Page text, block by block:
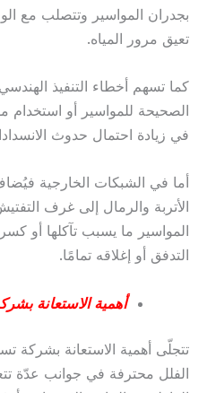
بجدران المواسير وتتصلب مع
تعيق مرور المياه.
كما تسهم أخطاء التنفيذ
الصحيحة للمواسير أو استخدام
في زيادة احتمال حدوث
أما في الشبكات الخارجية
الأتربة والرمال إلى غرف
المواسير ما يسبب تآكلها أو
التدفق أو إغلاقه تمامًا.
أهمية الاستعانة
تتجلّى أهمية الاستعانة
الفلل محترفة في جوانب عدّة